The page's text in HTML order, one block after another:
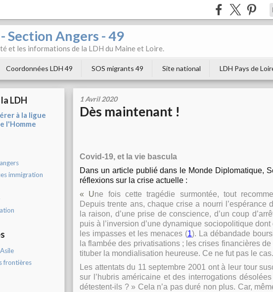
Section Angers - 49
et les informations de la LDH du Maine et Loire.
Coordonnées LDH 49 SOS migrants 49 Site national LDH Pays de
LDH
à la ligue
l'Homme
immigration
frontières
1 Avril 2020
Dès maintenant !
Covid-19, et la vie bascula
Dans un article publié dans le Monde Diplomatique,
réflexions sur la crise actuelle :
« Une fois cette tragédie surmontée, tout
Depuis trente ans, chaque crise a nourri l’espérance
la raison, d’une prise de conscience, d’un coup
puis à l’inversion d’une dynamique sociopolitique
les impasses et les menaces (1). La débandade
la flambée des privatisations ; les crises financières
tituber la mondialisation heureuse. Ce ne fut pas le cas.
Les attentats du 11 septembre 2001 ont à leur tour
sur l’hubris américaine et des interrogations
détestent-ils ? » Cela n’a pas duré non plus. Car,